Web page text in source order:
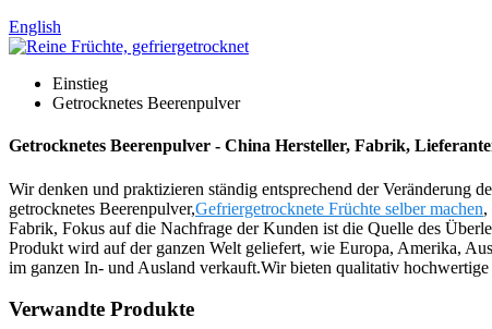
English
Einstieg
Getrocknetes Beerenpulver
Getrocknetes Beerenpulver - China Hersteller, Fabrik,
Wir denken und praktizieren ständig entsprechend der Veränderung
getrocknetes Beerenpulver,Gefriergetrocknete Früchte selber machen,
Fabrik, Fokus auf die Nachfrage der Kunden ist die Quelle des
Produkt wird auf der ganzen Welt geliefert, wie Europa, Amerika,
im ganzen In- und Ausland verkauft.Wir bieten qualitativ
Verwandte Produkte